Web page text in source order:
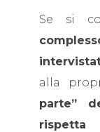
Se si
alla
parte”